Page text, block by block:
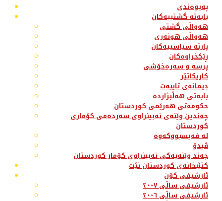
پەیوەندی
بابەتە گشتییەکان
هەواڵی گشتی
هەواڵی هونەری
پارتە سیاسییەکان
ڕێکخراوەکان
پرسە و سەرەخۆشی
کاریکاتێر
دیمانەی تایبەت
بابەتی هەڵبژاردە
حکومەتی هەرێمی کوردستان
چەندین وێنەی نەبینراوی سەردەمی کۆماری
کوردستان
لە فەیسبووکەوە
ڤیدۆ
چەند وێنەیەکی نەبینراوی کۆمار کوردستان
کتێبخانەی کوردستان نێت
ئارشیفی کۆن
ئارشیفی ساڵی ٢٠٠٧
ئارشیفی ساڵی ٢٠٠٦